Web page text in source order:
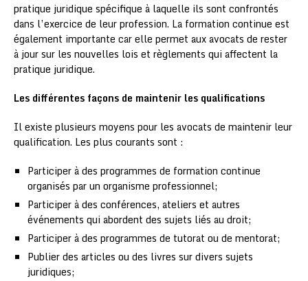
pratique juridique spécifique à laquelle ils sont confrontés
dans l’exercice de leur profession. La formation continue est
également importante car elle permet aux avocats de rester
à jour sur les nouvelles lois et règlements qui affectent la
pratique juridique.
Les différentes façons de maintenir les qualifications
Il existe plusieurs moyens pour les avocats de maintenir leur
qualification. Les plus courants sont :
Participer à des programmes de formation continue
organisés par un organisme professionnel;
Participer à des conférences, ateliers et autres
événements qui abordent des sujets liés au droit;
Participer à des programmes de tutorat ou de mentorat;
Publier des articles ou des livres sur divers sujets
juridiques;